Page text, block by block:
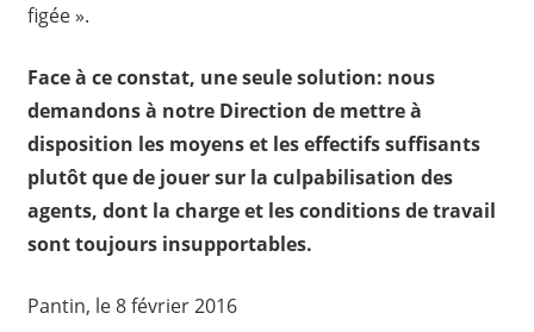
figée ».
Face à ce constat, une seule solution: nous
demandons à notre Direction de mettre à
disposition les moyens et les effectifs suffisants
plutôt que de jouer sur la culpabilisation des
agents, dont la charge et les conditions de travail
sont toujours insupportables.
Pantin, le 8 février 2016